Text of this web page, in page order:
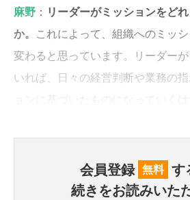
麻野 ： リーダーがミッションをど
か。 これによって、組織へのミッ
変わると思っています。リーダー
いれば、日々の経営判断や業務の
会員登録 無料 す
続きをお読みいた